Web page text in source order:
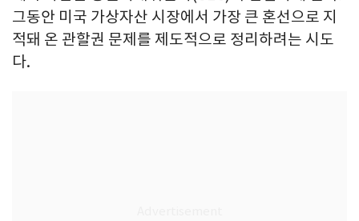
그동안 미국 가상자산 시장에서 가장 큰 혼선으로 지
적돼 온 관할권 문제를 제도적으로 정리하려는 시도
다.